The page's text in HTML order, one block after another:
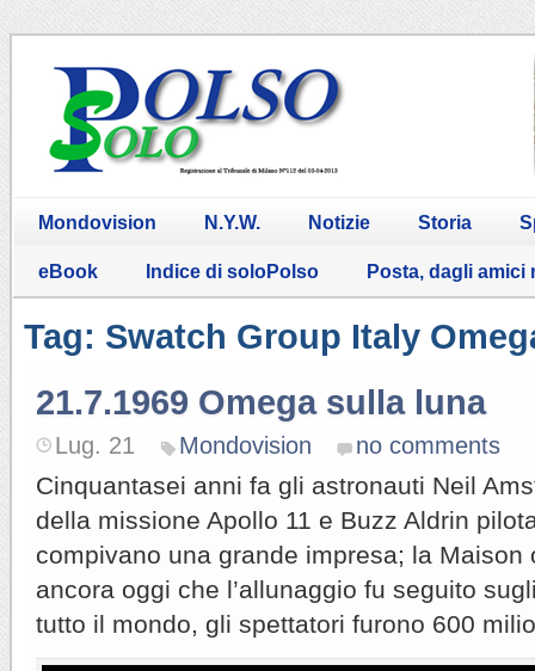
Mondovision N.Y.W. Notizie Storia
eBook Indice di soloPolso Posta, dagli amici
Tag: Swatch Group Italy
21.7.1969 Omega sulla luna
Lug. 21 Mondovision no comments
Cinquantasei anni fa gli astronauti Neil
della missione Apollo 11 e Buzz Aldrin
compivano una grande impresa; la Maison
ancora oggi che l’allunaggio fu seguito
tutto il mondo, gli spettatori furono 600